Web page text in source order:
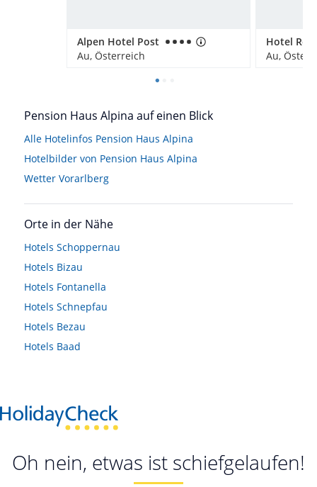
Alpen Hotel Post
Au, Österreich
Hotel
Au,
Pension Haus Alpina auf einen Blick
Alle Hotelinfos Pension Haus Alpina
Hotelbilder von Pension Haus Alpina
Wetter Vorarlberg
Orte in der Nähe
Hotels Schoppernau
Hotels Bizau
Hotels Fontanella
Hotels Schnepfau
Hotels Bezau
Hotels Baad
Oh nein, etwas ist schiefgelaufen!